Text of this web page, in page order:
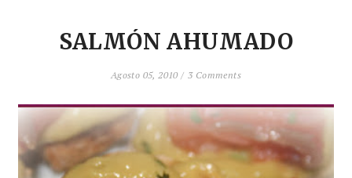
SALMÓN AHUMADO
Agosto 05, 2010 / 3 Comments